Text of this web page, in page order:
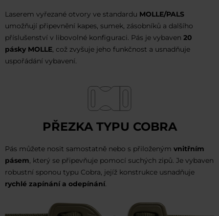
Laserem vyřezané otvory ve standardu MOLLE/PALS
umožňují připevnění kapes, sumek, zásobníků a dalšího
příslušenství v libovolné konfiguraci. Pás je vybaven 20
pásky MOLLE, což zvyšuje jeho funkčnost a usnadňuje
uspořádání vybavení.
PŘEZKA TYPU COBRA
Pás můžete nosit samostatně nebo s přiloženým vnitřním
pásem, který se připevňuje pomocí suchých zipů. Je vybaven
robustní sponou typu Cobra, jejíž konstrukce usnadňuje
rychlé zapínání a odepínání.